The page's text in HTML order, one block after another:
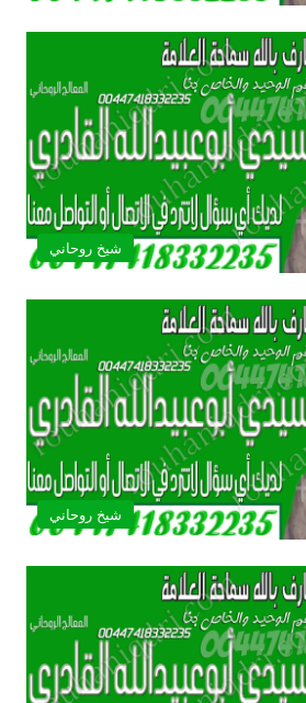
شيخ روحاني
شيخ روحاني